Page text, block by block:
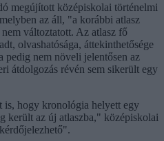
megújított középiskolai történelmi
az áll, "a korábbi atlasz
változtatott. Az atlasz fő
olvashatósága, áttekinthetősége
pedig nem növeli jelentősen az
átdolgozás révén sem sikerült egy
is, hogy kronológia helyett egy
került az új atlaszba," középiskolai